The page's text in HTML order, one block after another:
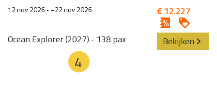
12 nov 2026‐ 22 nov 2026
Ocean Explorer (2027) - 138 pax
€ 12.227
4
Bekijken